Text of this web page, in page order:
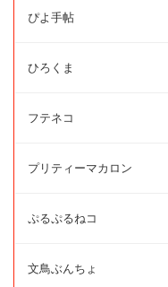
ぴよ手帖
ひろくま
フテネコ
プリティーマカロン
ぷるぷるねコ
文鳥ぶんちょ